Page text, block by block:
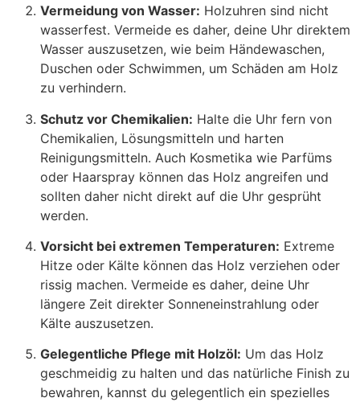
Vermeidung von Wasser: Holzuhren sind nicht
wasserfest. Vermeide es daher, deine Uhr direktem
Wasser auszusetzen, wie beim Händewaschen,
Duschen oder Schwimmen, um Schäden am Holz
zu verhindern.
Schutz vor Chemikalien: Halte die Uhr fern von
Chemikalien, Lösungsmitteln und harten
Reinigungsmitteln. Auch Kosmetika wie Parfüms
oder Haarspray können das Holz angreifen und
sollten daher nicht direkt auf die Uhr gesprüht
werden.
Vorsicht bei extremen Temperaturen: Extreme
Hitze oder Kälte können das Holz verziehen oder
rissig machen. Vermeide es daher, deine Uhr
längere Zeit direkter Sonneneinstrahlung oder
Kälte auszusetzen.
Gelegentliche Pflege mit Holzöl: Um das Holz
geschmeidig zu halten und das natürliche Finish zu
bewahren, kannst du gelegentlich ein spezielles